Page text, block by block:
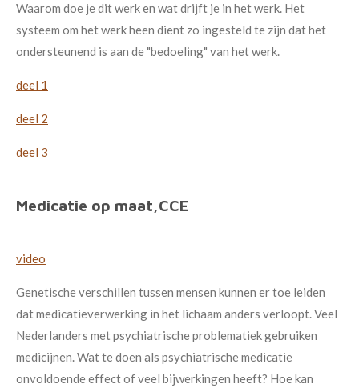
Waarom doe je dit werk en wat drijft je in het werk. Het
systeem om het werk heen dient zo ingesteld te zijn dat het
ondersteunend is aan de "bedoeling" van het werk.
deel 1
deel 2
deel 3
Medicatie op maat,CCE
video
Genetische verschillen tussen mensen kunnen er toe leiden
dat medicatieverwerking in het lichaam anders verloopt. Veel
Nederlanders met psychiatrische problematiek gebruiken
medicijnen. Wat te doen als psychiatrische medicatie
onvoldoende effect of veel bijwerkingen heeft? Hoe kan